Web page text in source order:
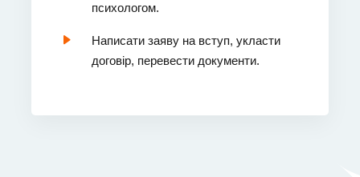
психологом.
Написати заяву на вступ, укласти
договір, перевести документи.